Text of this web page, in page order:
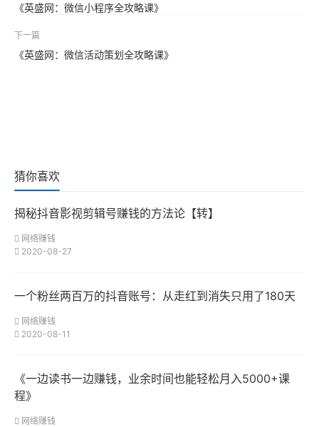
《英盛网：微信小程序全攻略课》
下一篇
《英盛网：微信活动策划全攻略课》
猜你喜欢
揭秘抖音影视剪辑号赚钱的方法论【转】
网络赚钱
2020-08-27
一个粉丝两百万的抖音账号：从走红到消失只用了180天
网络赚钱
2020-08-11
《一边读书一边赚钱，业余时间也能轻松月入5000+课
程》
网络赚钱